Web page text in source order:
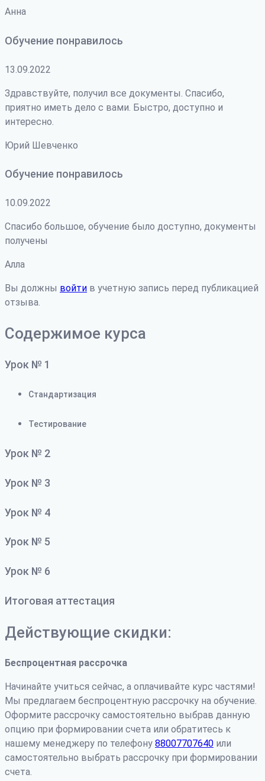
Анна
Обучение понравилось
13.09.2022
Здравствуйте, получил все документы. Спасибо,
приятно иметь дело с вами. Быстро, доступно и
интересно.
Юрий Шевченко
Обучение понравилось
10.09.2022
Спасибо большое, обучение было доступно, документы
получены
Алла
Вы должны войти в учетную запись перед публикацией
отзыва.
Содержимое курса
Урок № 1
Стандартизация
Тестирование
Урок № 2
Урок № 3
Урок № 4
Урок № 5
Урок № 6
Итоговая аттестация
Действующие скидки:
Беспроцентная рассрочка
Начинайте учиться сейчас, а оплачивайте курс частями!
Мы предлагаем беспроцентную рассрочку на обучение.
Оформите рассрочку самостоятельно выбрав данную
опцию при формировании счета или обратитесь к
нашему менеджеру по телефону 88007707640 или
самостоятельно выбрать рассрочку при формировании
счета.